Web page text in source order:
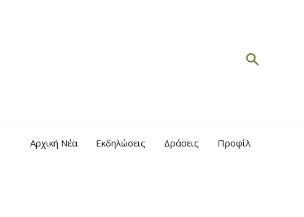
Search
Αρχική Νέα Εκδηλώσεις Δράσεις Προφίλ